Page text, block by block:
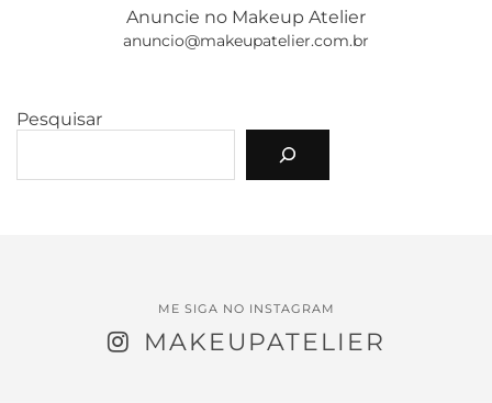
Anuncie no Makeup Atelier
anuncio@makeupatelier.com.br
Pesquisar
ME SIGA NO INSTAGRAM
MAKEUPATELIER